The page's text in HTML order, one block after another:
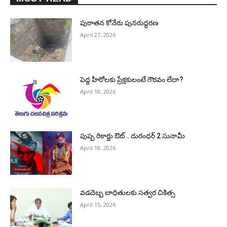
పురాత‌న కోనేరు పున‌రుద్ధ‌ర‌ణ
April 27, 2026
పెద్ద హీరోల‌కు ప్రేక్ష‌కులంటే గౌర‌వం లేదా?
April 18, 2026
పుష్ప రికార్డు ఔట్‌.. దురంధ‌ర్ 2 సునామీ
April 18, 2026
వడదెబ్బ బాధితులకు సత్వర చికిత్స
April 15, 2026